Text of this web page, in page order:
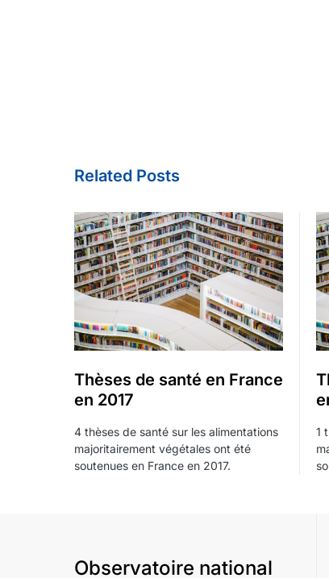
Related Posts
Thèses de santé en France
en 2017
4 thèses de santé sur les alimentations
majoritairement végétales ont été
soutenues en France en 2017.
1
Observatoire national